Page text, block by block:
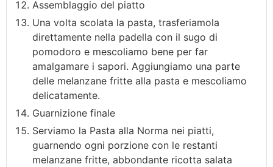
Assemblaggio del piatto
Una volta scolata la pasta, trasferiamola
direttamente nella padella con il sugo di
pomodoro e mescoliamo bene per far
amalgamare i sapori. Aggiungiamo una parte
delle melanzane fritte alla pasta e mescoliamo
delicatamente.
Guarnizione finale
Serviamo la Pasta alla Norma nei piatti,
guarnendo ogni porzione con le restanti
melanzane fritte, abbondante ricotta salata